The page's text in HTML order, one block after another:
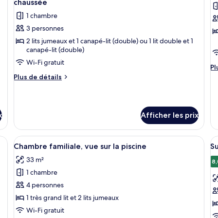
les
photos
pour
ce
type
de
chambre :
sur
la
piscine,
rez-
de-
chaussée
chaussée
1 chambre
3 personnes
2 lits jumeaux et 1 canapé-lit (double) ou 1 lit double et 1
canapé-lit (double)
Wi-Fi gratuit
Plus de détails
Plus
vue
sur
la
piscine,
rez-
de-
chaussée
Afficher les prix
sur
la
la
lit, une vue sur la piscine et un panneau avec le mot « espoir » accroché
Afficher
toutes
les
photos
pour
ce
type
Une chambre d’hôtel avec un grand
3
Chambre familiale, vue sur la piscine
33 m²
1 chambre
4 personnes
1 très grand lit et 2 lits jumeaux
Wi-Fi gratuit